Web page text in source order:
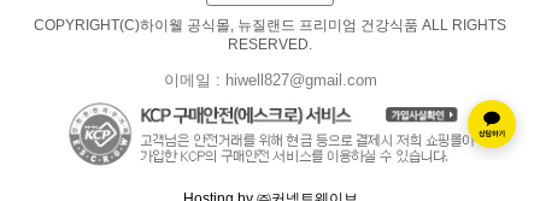
COPYRIGHT(C)하이웰 공식몰, 뉴질랜드 프리미엄 건강식품 ALL RIGHTS
RESERVED.
이메일 : hiwell827@gmail.com